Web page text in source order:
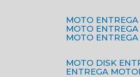
MOTO
MOTO
MOTO
MOTO DISK
ENTREGA MOTO